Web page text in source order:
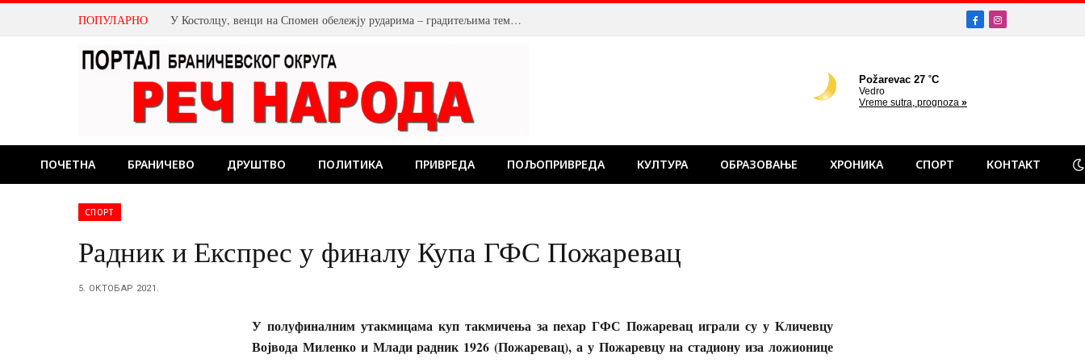
ПОПУЛАРНО У Костолцу, венци на Спомен обележју рударима – градитељима темеља будућности FacebookInstagram
ПОЧЕТНА БРАНИЧЕВО ДРУШТВО ПОЛИТИКА ПРИВРЕДА ПОЉОПРИВРЕДА КУЛТУРА ОБРАЗОВАЊЕ ХРОНИКА СПОРТ КОНТАКТ
СПОРТ
Радник и Експрес у финалу Купа ГФС Пожаревац
5. ОКТОБАР 2021.
У полуфиналним утакмицама куп такмичења за пехар ГФС Пожаревац играли су у Кличевцу
Војвода Миленко и Млади радник 1926 (Пожаревац), а у Пожаревцу на стадиону иза ложионице